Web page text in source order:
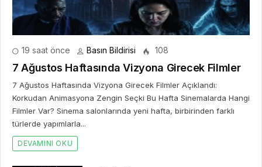
19 saat önce Basın Bildirisi 108
7 Ağustos Haftasında Vizyona Girecek Filmler
7 Ağustos Haftasında Vizyona Girecek Filmler Açıklandı:
Korkudan Animasyona Zengin Seçki Bu Hafta Sinemalarda Hangi
Filmler Var? Sinema salonlarında yeni hafta, birbirinden farklı
türlerde yapımlarla...
DEVAMINI OKU